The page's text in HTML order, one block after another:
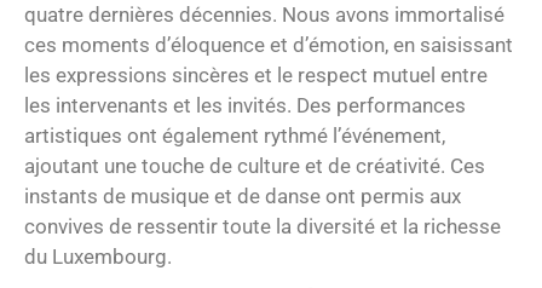
quatre dernières décennies. Nous avons immortalisé
ces moments d’éloquence et d’émotion, en saisissant
les expressions sincères et le respect mutuel entre
les intervenants et les invités. Des performances
artistiques ont également rythmé l’événement,
ajoutant une touche de culture et de créativité. Ces
instants de musique et de danse ont permis aux
convives de ressentir toute la diversité et la richesse
du Luxembourg.